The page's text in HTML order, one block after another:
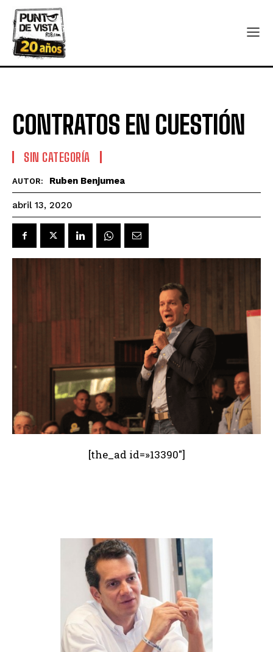
CONTRATOS EN CUESTIÓN
SIN CATEGORÍA
AUTOR: Ruben Benjumea
abril 13, 2020
[the_ad id=»13390″]